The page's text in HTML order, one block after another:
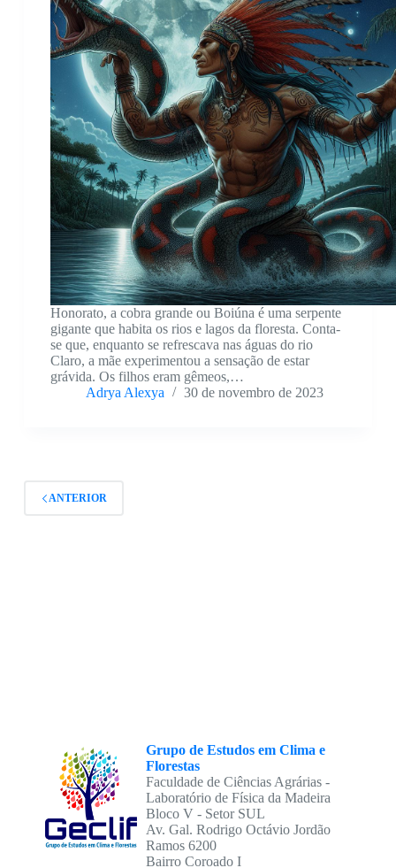
Honorato, a cobra grande ou Boiúna é uma serpente
gigante que habita os rios e lagos da floresta. Conta-
se que, enquanto se refrescava nas águas do rio
Claro, a mãe experimentou a sensação de estar
grávida. Os filhos eram gêmeos,…
Adrya Alexya
30 de novembro de 2023
ANTERIOR
Grupo de Estudos em Clima e
Florestas
Faculdade de Ciências Agrárias -
Laboratório de Física da Madeira
Bloco V - Setor SUL
Av. Gal. Rodrigo Octávio Jordão
Ramos 6200
Bairro Coroado I